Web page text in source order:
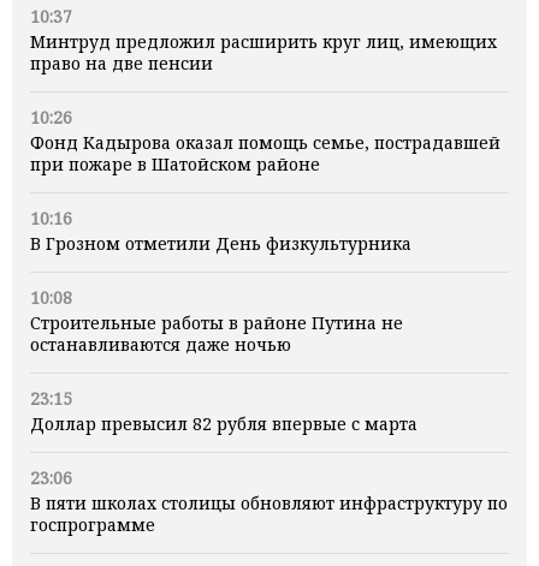
10:37
Минтруд предложил расширить круг лиц, имеющих
право на две пенсии
10:26
Фонд Кадырова оказал помощь семье, пострадавшей
при пожаре в Шатойском районе
10:16
В Грозном отметили День физкультурника
10:08
Строительные работы в районе Путина не
останавливаются даже ночью
23:15
Доллар превысил 82 рубля впервые с марта
23:06
В пяти школах столицы обновляют инфраструктуру по
госпрограмме